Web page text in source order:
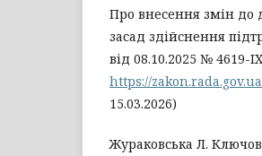
Про внесення змін до
засад здійснення
від 08.10.2025 № 4619-
https://
15.03.2026)
Жураковська Л.